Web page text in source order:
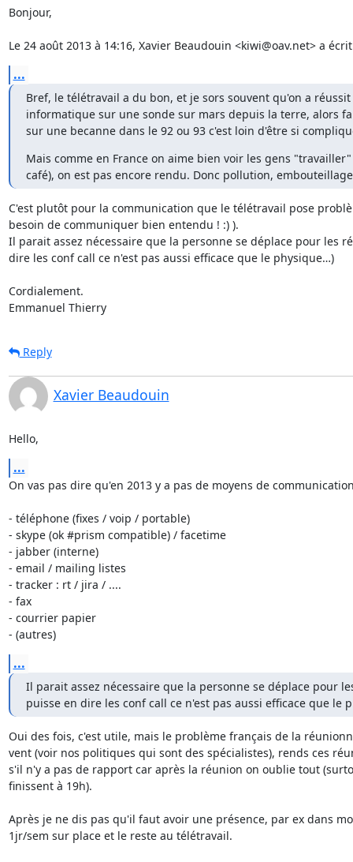
Bonjour,
Le 24 août 2013 à 14:16, Xavier Beaudouin <kiwi@oav.net> a
...
Bref, le télétravail a du bon, et je sors souvent qu'on a
informatique sur une sonde sur mars depuis la terre, alors
sur une becanne dans le 92 ou 93 c'est loin d'être si
Mais comme en France on aime bien voir les gens
café), on est pas encore rendu. Donc pollution,
C'est plutôt pour la communication que le télétravail pose
besoin de communiquer bien entendu ! :) ).
Il parait assez nécessaire que la personne se déplace pour les
dire les conf call ce n'est pas aussi efficace que le physique…)
Cordialement.
Emmanuel Thierry
Reply
Xavier Beaudouin
Hello,
...
On vas pas dire qu'en 2013 y a pas de moyens de
- téléphone (fixes / voip / portable)
- skype (ok #prism compatible) / facetime
- jabber (interne)
- email / mailing listes
- tracker : rt / jira / ....
- fax
- courrier papier
- (autres)
...
Il parait assez nécessaire que la personne se déplace pour
puisse en dire les conf call ce n'est pas aussi efficace que le
Oui des fois, c'est utile, mais le problème français de la
vent (voir nos politiques qui sont des spécialistes), rends ces
s'il n'y a pas de rapport car après la réunion on oublie tout
finissent à 19h).
Après je ne dis pas qu'il faut avoir une présence, par ex dans
1jr/sem sur place et le reste au télétravail.